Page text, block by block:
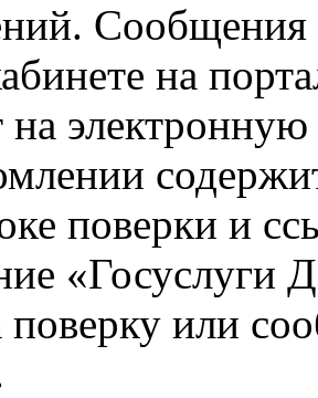
Сообщения
на
электронную
поверки и
«Госуслуги
поверку или